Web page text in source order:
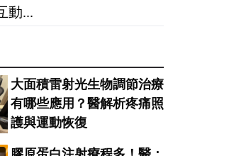
動...
大面積雷射光生物調節治療
有哪些應用？醫解析疼痛照
護與運動恢復